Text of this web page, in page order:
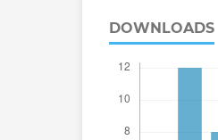
DOWNLOADS